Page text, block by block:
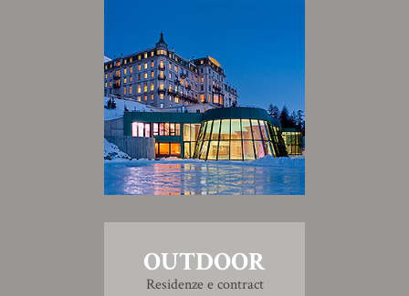
OUTDOOR
Residenze e contract